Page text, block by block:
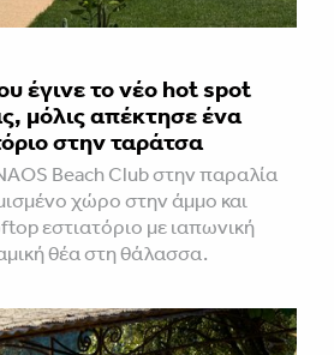
έγινε το νέο hot spot
μόλις απέκτησε ένα
στην ταράτσα
Beach Club στην παραλία
χώρο στην άμμο και
εστιατόριο με ιαπωνική
θέα στη θάλασσα.